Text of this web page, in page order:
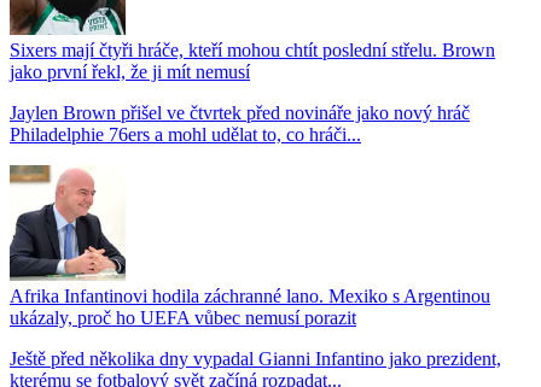
Sixers mají čtyři hráče, kteří mohou chtít poslední střelu. Brown
jako první řekl, že ji mít nemusí
Jaylen Brown přišel ve čtvrtek před novináře jako nový hráč
Philadelphie 76ers a mohl udělat to, co hráči...
Afrika Infantinovi hodila záchranné lano. Mexiko s Argentinou
ukázaly, proč ho UEFA vůbec nemusí porazit
Ještě před několika dny vypadal Gianni Infantino jako prezident,
kterému se fotbalový svět začíná rozpadat...